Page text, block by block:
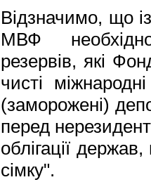
Відзначимо, що
МВФ
резервів, які
чисті
(заморожені)
перед
облігації
сімку".